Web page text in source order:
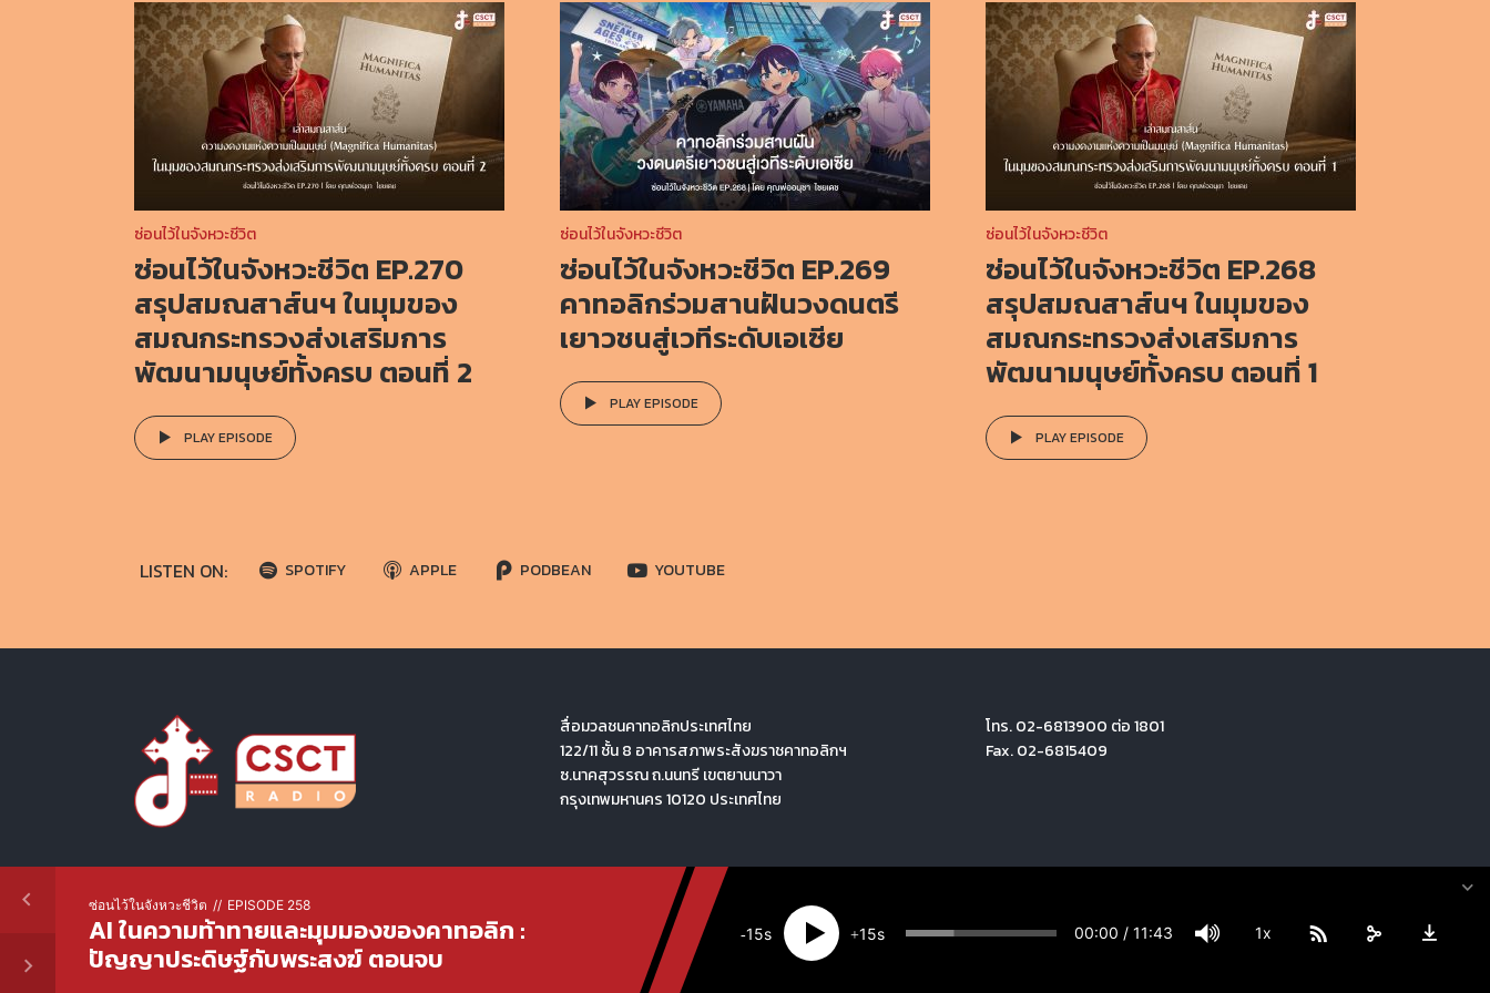
ซ่อนไว้ในจังหวะชีวิต
ซ่อนไว้ในจังหวะชีวิต EP.270
สรุปสมณสาส์นฯ ในมุมของ
สมณกระทรวงส่งเสริมการ
พัฒนามนุษย์ทั้งครบ ตอนที่ 2
PLAY EPISODE
ซ่อนไว้ในจังหวะชีวิต
ซ่อนไว้ในจังหวะชีวิต EP.269
คาทอลิกร่วมสานฝันวงดนตรี
เยาวชนสู่เวทีระดับเอเซีย
PLAY EPISODE
ซ่อนไว้ในจังหวะชีวิต
ซ่อนไว้ในจังหวะชีวิต EP.268
สรุปสมณสาส์นฯ ในมุมของ
สมณกระทรวงส่งเสริมการ
พัฒนามนุษย์ทั้งครบ ตอนที่ 1
PLAY EPISODE
LISTEN ON: SPOTIFY APPLE PODBEAN YOUTUBE
สื่อมวลชนคาทอลิกประเทศไทย
122/11 ชั้น 8 อาคารสภาพระสังฆราชคาทอลิกฯ
ซ.นาคสุวรรณ ถ.นนทรี เขตยานนาวา
กรุงเทพมหานคร 10120 ประเทศไทย
โทร. 02-6813900 ต่อ 1801
Fax. 02-6815409
สื่อมวลชนคาทอลิกประเทศไทย · Copyright 2026 · All rights reserved
ซ่อนไว้ในจังหวะชีวิต EPISODE 258
AI ในความท้าทายและมุมมองของคาทอลิก :
ปัญญาประดิษฐ์กับพระสงฆ์ ตอนจบ
15 15 00:00 / 11:43 1x